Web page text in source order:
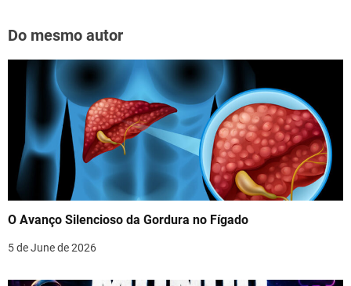
Do mesmo autor
O Avanço Silencioso da Gordura no Fígado
5 de June de 2026